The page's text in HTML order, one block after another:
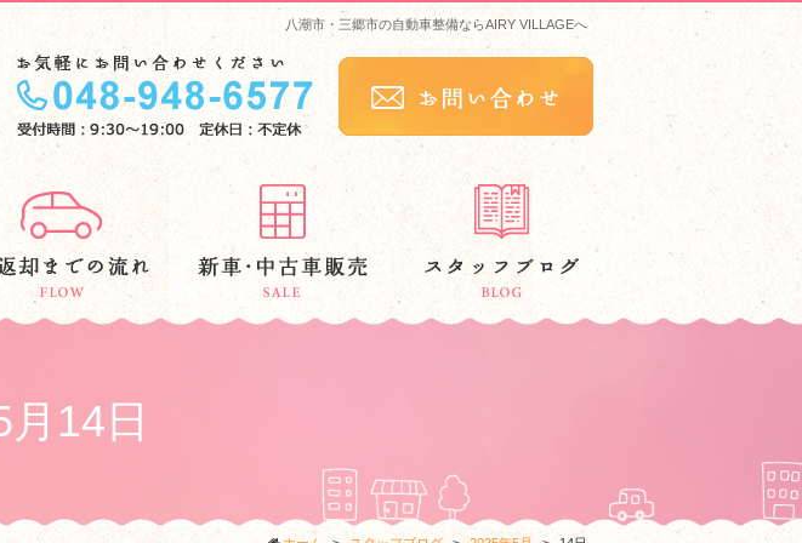
八潮市・三郷市の自動車整備ならAIRY VILLAGEへ
14日